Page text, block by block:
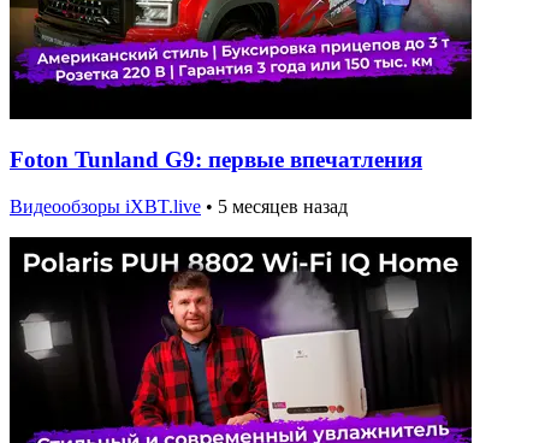
Foton Tunland G9: первые впечатления
Видеообзоры iXBT.live • 5 месяцев назад